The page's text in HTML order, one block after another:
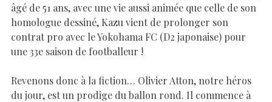
âgé de 51 ans, avec une vie aussi animée que celle de son
homologue dessiné, Kazu vient de prolonger son
contrat pro avec le Yokohama FC (D2 japonaise) pour
une 33e saison de footballeur !
Revenons donc à la fiction… Olivier Atton, notre héros
du jour, est un prodige du ballon rond. Il commence à